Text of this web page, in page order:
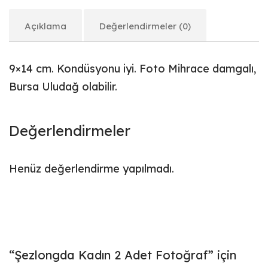
Açıklama Değerlendirmeler (0)
9×14 cm. Kondüsyonu iyi. Foto Mihrace damgalı,
Bursa Uludağ olabilir.
Değerlendirmeler
Henüz değerlendirme yapılmadı.
“Şezlongda Kadın 2 Adet Fotoğraf” için